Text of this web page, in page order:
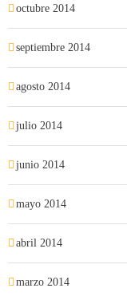
octubre 2014
septiembre 2014
agosto 2014
julio 2014
junio 2014
mayo 2014
abril 2014
marzo 2014